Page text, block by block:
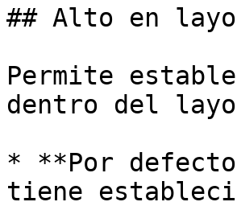
## Alto en
Permite
dentro del
* **Por
tiene